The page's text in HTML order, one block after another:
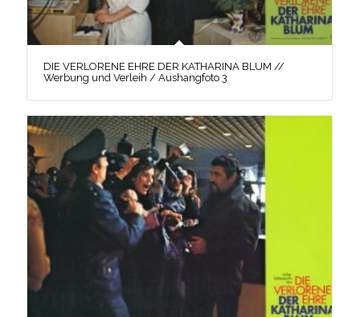
DIE VERLORENE EHRE DER KATHARINA BLUM //
Werbung und Verleih / Aushangfoto 3